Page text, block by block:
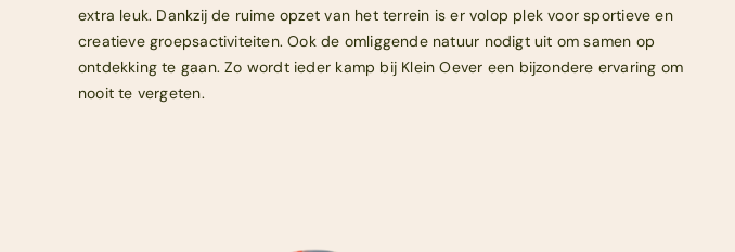
extra leuk. Dankzij de ruime opzet van het terrein is er volop plek voor sportieve en
creatieve groepsactiviteiten. Ook de omliggende natuur nodigt uit om samen op
ontdekking te gaan. Zo wordt ieder kamp bij Klein Oever een bijzondere ervaring om
nooit te vergeten.